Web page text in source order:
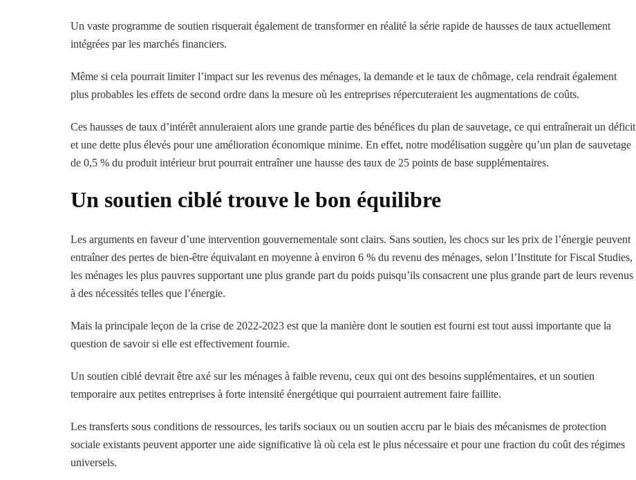
Un vaste programme de soutien risquerait également de transformer en réalité la série rapide de hausses de taux actuellement
intégrées par les marchés financiers.
Même si cela pourrait limiter l’impact sur les revenus des ménages, la demande et le taux de chômage, cela rendrait également
plus probables les effets de second ordre dans la mesure où les entreprises répercuteraient les augmentations de coûts.
Ces hausses de taux d’intérêt annuleraient alors une grande partie des bénéfices du plan de sauvetage, ce qui entraînerait un déficit
et une dette plus élevés pour une amélioration économique minime. En effet, notre modélisation suggère qu’un plan de sauvetage
de 0,5 % du produit intérieur brut pourrait entraîner une hausse des taux de 25 points de base supplémentaires.
Un soutien ciblé trouve le bon équilibre
Les arguments en faveur d’une intervention gouvernementale sont clairs. Sans soutien, les chocs sur les prix de l’énergie peuvent
entraîner des pertes de bien-être équivalant en moyenne à environ 6 % du revenu des ménages, selon l’Institute for Fiscal Studies,
les ménages les plus pauvres supportant une plus grande part du poids puisqu’ils consacrent une plus grande part de leurs revenus
à des nécessités telles que l’énergie.
Mais la principale leçon de la crise de 2022-2023 est que la manière dont le soutien est fourni est tout aussi importante que la
question de savoir si elle est effectivement fournie.
Un soutien ciblé devrait être axé sur les ménages à faible revenu, ceux qui ont des besoins supplémentaires, et un soutien
temporaire aux petites entreprises à forte intensité énergétique qui pourraient autrement faire faillite.
Les transferts sous conditions de ressources, les tarifs sociaux ou un soutien accru par le biais des mécanismes de protection
sociale existants peuvent apporter une aide significative là où cela est le plus nécessaire et pour une fraction du coût des régimes
universels.